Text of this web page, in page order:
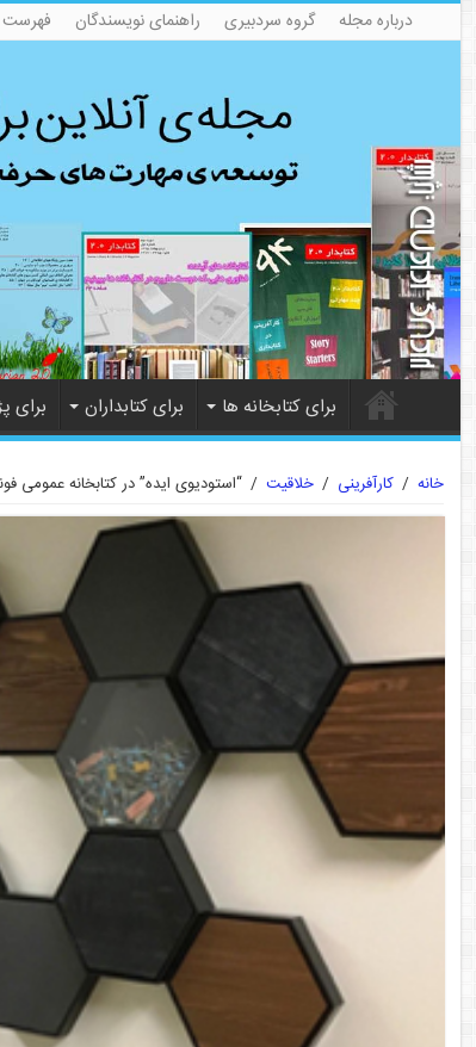
درباره مجله گروه سردبیری راهنمای نویسندگان فهرست
برای کتابخانه ها برای کتابداران برای
خانه / کارآفرینی / خلاقیت / “استودیوی ایده” در کتابخانه عمومی